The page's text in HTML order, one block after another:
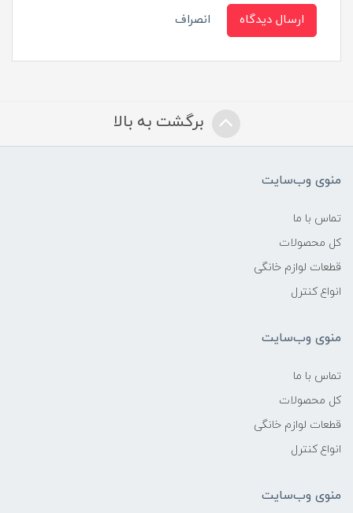
ارسال دیدگاه انصراف
برگشت به بالا
منوی وب‌سایت
تماس با ما
کل محصولات
قطعات لوازم خانگی
انواع کنترل
منوی وب‌سایت
تماس با ما
کل محصولات
قطعات لوازم خانگی
انواع کنترل
منوی وب‌سایت